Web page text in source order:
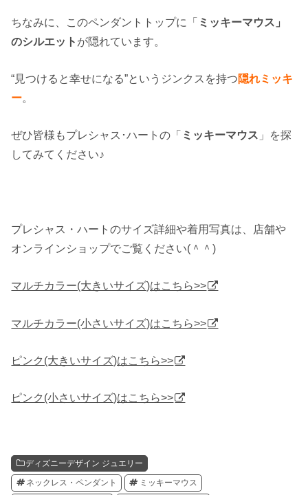
ちなみに、このペンダントトップに「 ミッキーマウス」
のシルエット が隠れています。
“見つけると幸せになる”というジンクスを持つ隠れミッキ
ー。
ぜひ皆様もプレシャス･ハートの「 ミッキーマウス 」を探
してみてください♪
プレシャス・ハートのサイズ詳細や着用写真は、店舗や
オンラインショップでご覧ください(＾＾)
マルチカラー(大きいサイズ)はこちら>>
マルチカラー(小さいサイズ)はこちら>>
ピンク(大きいサイズ)はこちら>>
ピンク(小さいサイズ)はこちら>>
ディズニーデザイン ジュエリー
ネックレス・ペンダント ミッキーマウス